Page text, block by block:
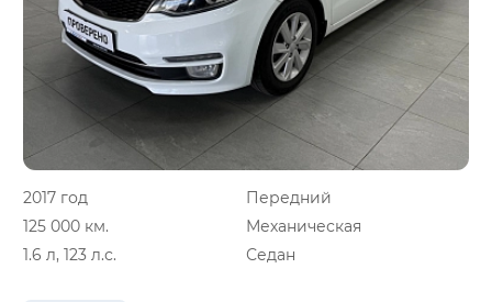
2017 год
Передний
125 000 км.
Механическая
1.6 л, 123 л.с.
Седан